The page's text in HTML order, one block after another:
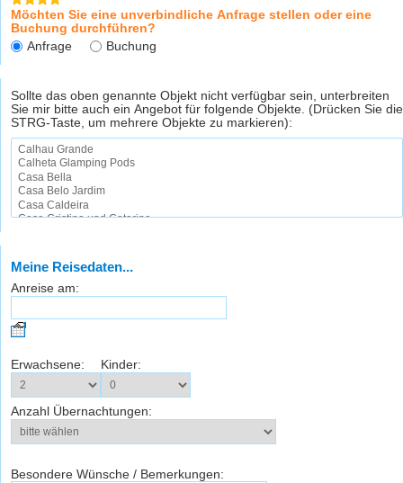
Möchten Sie eine unverbindliche Anfrage stellen oder eine
Buchung durchführen?
Anfrage
Buchung
Sollte das oben genannte Objekt nicht verfügbar sein, unterbreiten
Sie mir bitte auch ein Angebot für folgende Objekte. (Drücken Sie die
STRG-Taste, um mehrere Objekte zu markieren):
Meine Reisedaten...
Anreise am:
Erwachsene: Kinder:
Anzahl Übernachtungen:
Besondere Wünsche / Bemerkungen: